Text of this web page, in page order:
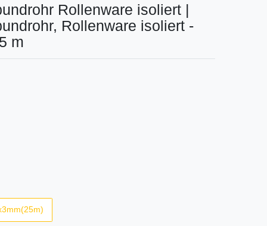
Rollenware isoliert |
Rollenware isoliert -
m